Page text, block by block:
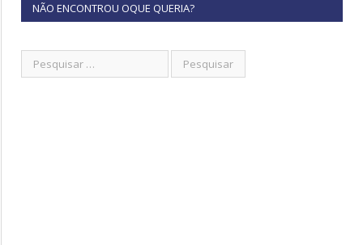
NÃO ENCONTROU OQUE QUERIA?